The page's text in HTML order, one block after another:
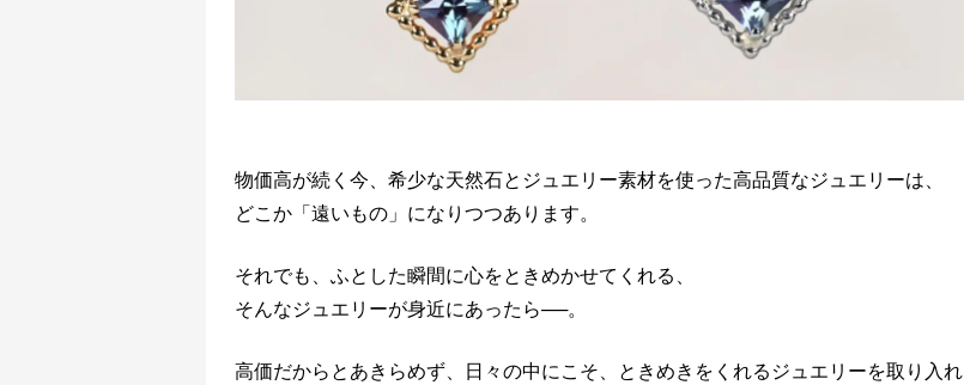
物価高が続く今、希少な天然石とジュエリー素材を使った高品質なジュエリーは、
どこか「遠いもの」になりつつあります。
それでも、ふとした瞬間に心をときめかせてくれる、
そんなジュエリーが身近にあったら──。
高価だからとあきらめず、日々の中にこそ、ときめきをくれるジュエリーを取り入れ